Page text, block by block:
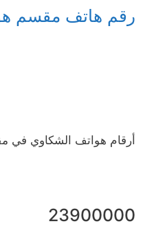
رقم هاتف مقسم
أرقام هواتف الشكاوي في
23900000